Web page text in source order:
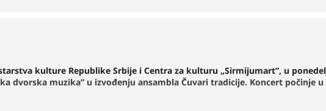
kulture Republike Srbije i Centra za kulturu „Sirmijumart”, u
dvorska muzika” u izvođenju ansambla Čuvari tradicije. Koncert počinje